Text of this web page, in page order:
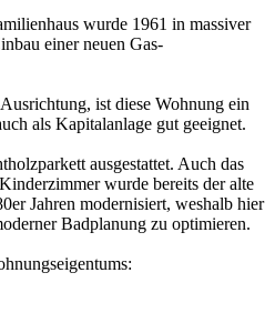
wurde 1961 in massiver
einer neuen Gas-
ist diese Wohnung ein
als Kapitalanlage gut geeignet.
ausgestattet. Auch das
wurde bereits der alte
Jahren modernisiert, weshalb hier
Badplanung zu optimieren.